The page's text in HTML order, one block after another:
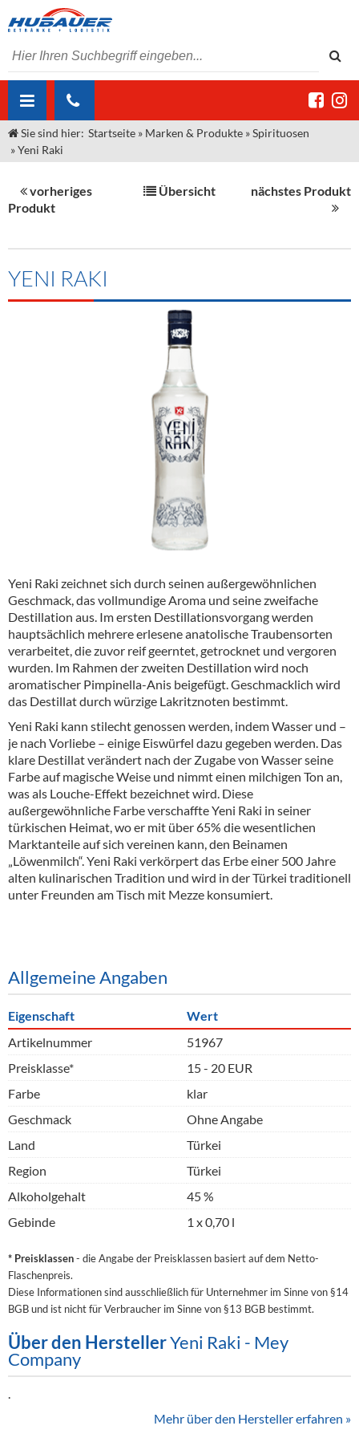
ÜBER UNS
Unser Liefergebiet
Kontakt
Angebote Gastronomie & Großhandel
Neuigkeiten
MARKEN & PRODUKTE
Sirup
Spirituosen
Kommisionskauf & Lieferbedingungen
Fremddienstleistungen
Sie sind hier: Startseite » Marken & Produkte »Spirituosen
»Yeni Raki
vorheriges
Produkt
Übersicht nächstes Produkt
YENI RAKI
Yeni Raki zeichnet sich durch seinen außergewöhnlichen
Geschmack, das vollmundige Aroma und seine zweifache
Destillation aus. Im ersten Destillationsvorgang werden
hauptsächlich mehrere erlesene anatolische Traubensorten
verarbeitet, die zuvor reif geerntet, getrocknet und vergoren
wurden. Im Rahmen der zweiten Destillation wird noch
aromatischer Pimpinella-Anis beigefügt. Geschmacklich wird
das Destillat durch würzige Lakritznoten bestimmt.
Yeni Raki kann stilecht genossen werden, indem Wasser und –
je nach Vorliebe – einige Eiswürfel dazu gegeben werden. Das
klare Destillat verändert nach der Zugabe von Wasser seine
Farbe auf magische Weise und nimmt einen milchigen Ton an,
was als Louche-Effekt bezeichnet wird. Diese
außergewöhnliche Farbe verschaffte Yeni Raki in seiner
türkischen Heimat, wo er mit über 65% die wesentlichen
Marktanteile auf sich vereinen kann, den Beinamen
„Löwenmilch“. Yeni Raki verkörpert das Erbe einer 500 Jahre
alten kulinarischen Tradition und wird in der Türkei traditionell
unter Freunden am Tisch mit Mezze konsumiert.
Allgemeine Angaben
Eigenschaft
Wert
Artikelnummer
51967
Preisklasse*
15 - 20 EUR
Farbe
klar
Geschmack
Ohne Angabe
Land
Türkei
Region
Türkei
Alkoholgehalt
45 %
Gebinde
1 x 0,70 l
* Preisklassen- die Angabe der Preisklassen basiert auf dem Netto-
Flaschenpreis.
Diese Informationen sind ausschließlich für Unternehmer im Sinne von §14
BGB und ist nicht für Verbraucher im Sinne von §13 BGB bestimmt.
Über den HerstellerYeni Raki - Mey
Company
Mehr über den Hersteller erfahren »